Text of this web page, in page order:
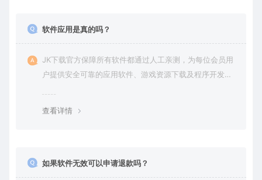
软件应用是真的吗？
JK下载官方保障所有软件都通过人工亲测，为每位会员用
户提供安全可靠的应用软件、游戏资源下载及程序开发服
查看详情
如果软件无效可以申请退款吗？